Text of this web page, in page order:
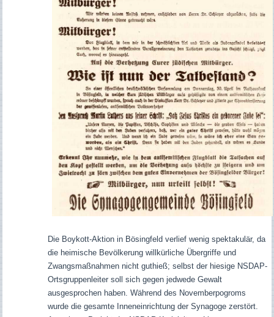
Die Boykott-Aktion in Bösingfeld verlief wenig spektakulär, da
die heimische Bevölkerung willkürliche Übergriffe und
Zwangsmaßnahmen nicht guthieß; selbst der hiesige NSDAP-
Ortsgruppenleiter soll sich gegen jedwede Gewalt
ausgesprochen haben. Während des Novemberpogroms
wurde die gesamte Inneneinrichtung der Synagoge zerstört.